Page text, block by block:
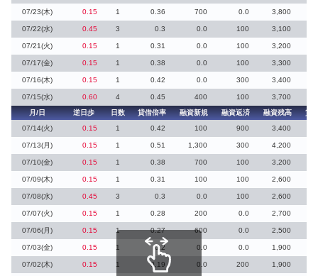
07/23(木) 0.15 1 0.36 700 0.0 3,800
07/22(水) 0.45 3 0.3 0.0 100 3,100
07/21(火) 0.15 1 0.31 0.0 100 3,200
07/17(金) 0.15 1 0.38 0.0 100 3,300
07/16(木) 0.15 1 0.42 0.0 300 3,400
07/15(水) 0.60 4 0.45 400 100
3,700
月/日
逆日歩 日数 貸借倍率 融資新規 融資返済 融資残高
貸
07/14(火)
0.15 1 0.42 100 900 3,400
07/13(月) 0.15 1 0.51 1,300 300 4,200
07/10(金) 0.15 1 0.38 700 100 3,200
07/09(木) 0.15 1 0.31 100 100 2,600
07/08(水) 0.45 3 0.3 0.0 100 2,600
07/07(火) 0.15 1 0.28 200 0.0 2,700
07/06(月) 0.15 1 0.27 600 0.0 2,500
07/03(金) 0.15 1 0.2 0.0 0.0 1,900
07/02(木) 0.15 1 0.19 0.0 200 1,900